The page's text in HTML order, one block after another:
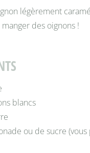
légèrement
des oignons !
blancs
ou de sucre